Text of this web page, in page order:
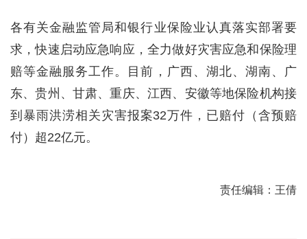
各有关金融监管局和银行业保险业认真落实部署要
求，快速启动应急响应，全力做好灾害应急和保险理
赔等金融服务工作。目前，广西、湖北、湖南、广
东、贵州、甘肃、重庆、江西、安徽等地保险机构接
到暴雨洪涝相关灾害报案32万件，已赔付（含预赔
付）超22亿元。
责任编辑：王倩